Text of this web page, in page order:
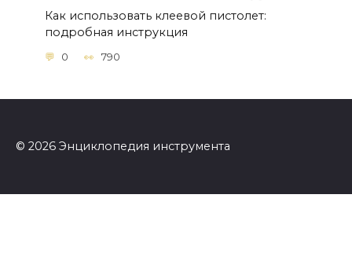
Как использовать клеевой пистолет:
подробная инструкция
0 790
© 2026 Энциклопедия инструмента